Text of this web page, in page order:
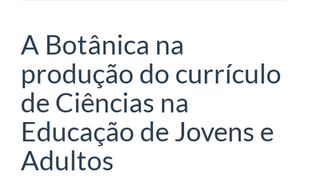
A Botânica na
produção do currículo
de Ciências na
Educação de Jovens e
Adultos